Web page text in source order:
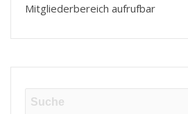
Mitgliederbereich aufrufbar